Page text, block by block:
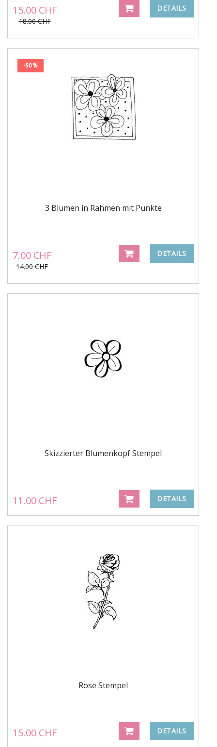
15.00 CHF
18.00 CHF
DETAILS
-50%
3 Blumen in Rahmen mit Punkte
7.00 CHF
14.00 CHF
DETAILS
Skizzierter Blumenkopf Stempel
11.00 CHF DETAILS
Rose Stempel
15.00 CHF DETAILS